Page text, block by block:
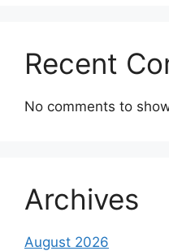
Recent
No comments to
Archives
August 2026